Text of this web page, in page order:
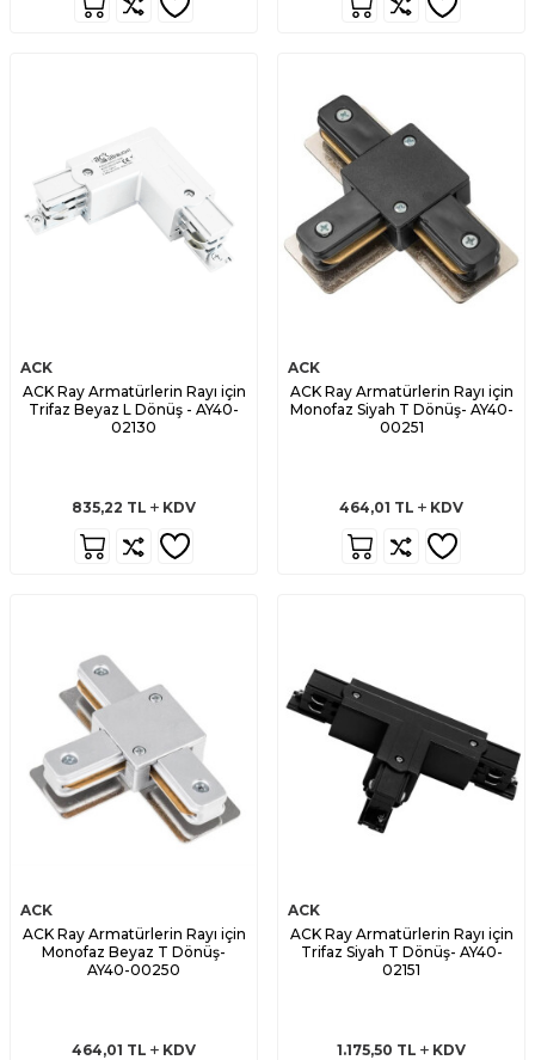
ACK
ACK Ray Armatürlerin Rayı için
Trifaz Beyaz L Dönüş - AY40-
02130
835,22 TL KDV
ACK
ACK Ray Armatürlerin Rayı için
Monofaz Siyah T Dönüş- AY40-
00251
464,01 TL KDV
ACK
ACK Ray Armatürlerin Rayı için
Monofaz Beyaz T Dönüş-
AY40-00250
464,01 TL KDV
ACK
ACK Ray Armatürlerin Rayı için
Trifaz Siyah T Dönüş- AY40-
02151
1.175,50 TL KDV